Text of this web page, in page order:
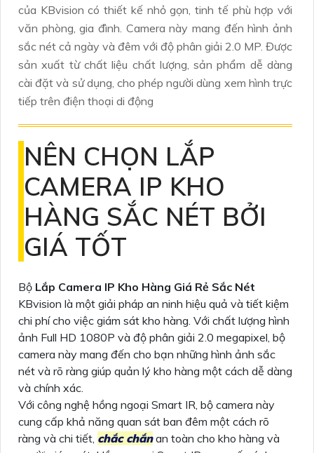
của KBvision có thiết kế nhỏ gọn, tinh tế phù hợp với
văn phòng, gia đình. Camera này mang đến hình ảnh
sắc nét cả ngày và đêm với độ phân giải 2.0 MP. Được
sản xuất từ chất liệu chất lượng, sản phẩm dễ dàng
cài đặt và sử dụng, cho phép người dùng xem hình trực
tiếp trên điện thoại di động
NÊN CHỌN LẮP
CAMERA IP KHO
HÀNG SẮC NÉT BỞI
GIÁ TỐT
Bộ Lắp Camera IP Kho Hàng Giá Rẻ Sắc Nét
KBvision là một giải pháp an ninh hiệu quả và tiết kiệm
chi phí cho việc giám sát kho hàng. Với chất lượng hình
ảnh Full HD 1080P và độ phân giải 2.0 megapixel, bộ
camera này mang đến cho bạn những hình ảnh sắc
nét và rõ ràng giúp quản lý kho hàng một cách dễ dàng
và chính xác.
Với công nghệ hồng ngoại Smart IR, bộ camera này
cung cấp khả năng quan sát ban đêm một cách rõ
ràng và chi tiết, chắc chắnan toàn cho kho hàng và